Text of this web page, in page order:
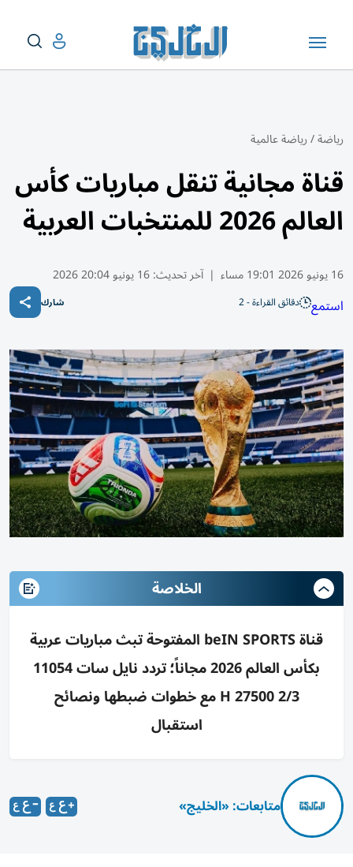
رياضة/رياضة عالمية
قناة مجانية تنقل مباريات كأس
العالم 2026 للمنتخبات العربية
16 يونيو 2026 19:01 مساء | آخر تحديث:16 يونيو 20:04 2026
استمع دقائق القراءة - 2 شارك
الخلاصة
قناة beIN SPORTS المفتوحة تبث مباريات عربية
بكأس العالم 2026 مجاناً؛ تردد نايل سات 11054
H 27500 2/3 مع خطوات ضبطها ونصائح
استقبال
متابعات: «الخليج»